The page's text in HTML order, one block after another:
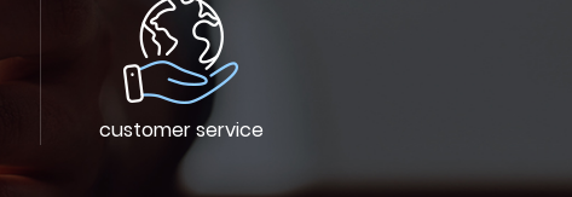
customer service